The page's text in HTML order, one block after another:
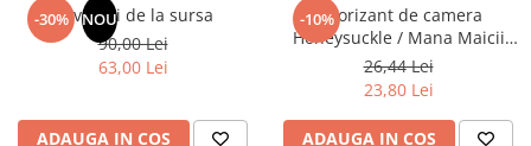
MedConnect
Medicina & Farmacie
Medicina Pentru Toti
SealfHealing
-30% NOU
Revelatii de la sursa
90,00 Lei
63,00 Lei
ADAUGA IN COS
-10%
Odorizant de camera
Honeysuckle / Mana Maicii
Domnului - 120 ml
26,44 Lei
23,80 Lei
ADAUGA IN COS